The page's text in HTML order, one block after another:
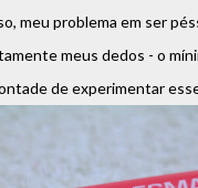
meu problema em ser
meus dedos - o
de experimentar